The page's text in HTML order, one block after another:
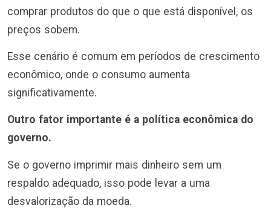
comprar produtos do que o que está disponível, os
preços sobem.
Esse cenário é comum em períodos de crescimento
econômico, onde o consumo aumenta
significativamente.
Outro fator importante é a política econômica do
governo.
Se o governo imprimir mais dinheiro sem um
respaldo adequado, isso pode levar a uma
desvalorização da moeda.